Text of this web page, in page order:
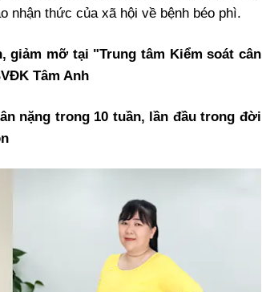
nhận thức của xã hội về bệnh béo phì.
mỡ tại "Trung tâm Kiểm soát cân
Tâm Anh
nặng trong 10 tuần, lần đầu trong đời